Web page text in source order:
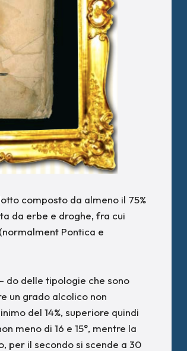
composto da almeno il 75%
da erbe e droghe, fra cui
Pontica e
do delle tipologie che sono
un grado alcolico non
del 14%, superiore quindi
meno di 16 e 15°, mentre la
per il secondo si scende a 30